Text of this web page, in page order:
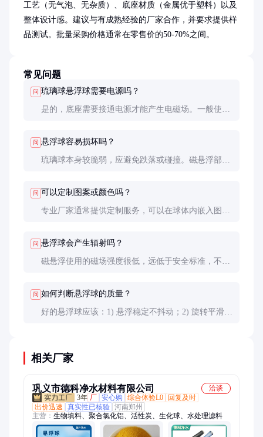
工艺（无气泡、无杂质）、底座材质（金属优于塑料）以及
整体设计感。建议与有成熟经验的厂家合作，并要求提供样
品测试。批量采购价格通常在零售价的50-70%之间。
常见问题
问 琉璃球悬浮球需要电源吗？
是的，底座需要接通电源才能产生电磁场。一般使用
问 悬浮球容易损坏吗？
琉璃球本身较脆弱，应避免跌落或碰撞。磁悬浮部分
问 可以定制图案或颜色吗？
专业厂家通常提供定制服务，可以在球体内嵌入图案
问 悬浮球会产生辐射吗？
磁悬浮使用的磁场强度很低，远低于安全标准，不会
问 如何判断悬浮球的质量？
好的悬浮球应该：1) 悬浮稳定不抖动；2) 旋转平滑无
相关厂家
巩义市德科净水材料有限公司
洽谈
3年 厂 安心购 综合体验L0
回复及时
出价迅速
真实性已核验 河南郑州
主营： 生物填料、聚合氯化铝、活性炭、生化球、水处理滤料